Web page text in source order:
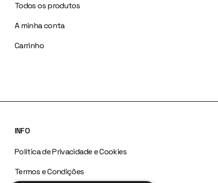
Todos os produtos
A minha conta
Carrinho
INFO
Política de Privacidade e Cookies
Termos e Condições